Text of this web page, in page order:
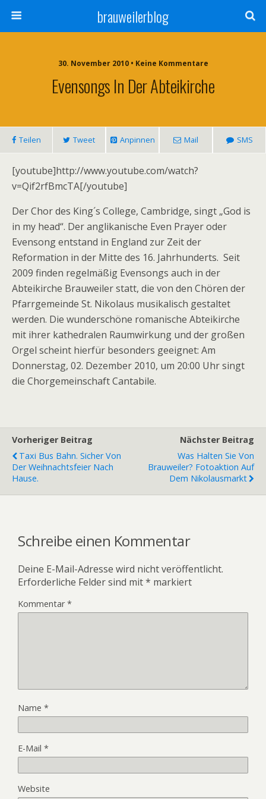
brauweilerblog
30. November 2010 • Keine Kommentare
Evensongs In Der Abteikirche
Teilen Tweet Anpinnen Mail SMS
[youtube]http://www.youtube.com/watch?
v=Qif2rfBmcTA[/youtube]
Der Chor des King´s College, Cambridge, singt „God is
in my head“. Der anglikanische Even Prayer oder
Evensong entstand in England zur Zeit der
Reformation in der Mitte des 16. Jahrhunderts. Seit
2009 finden regelmäßig Evensongs auch in der
Abteikirche Brauweiler statt, die von den Chören der
Pfarrgemeinde St. Nikolaus musikalisch gestaltet
werden. Die wunderschöne romanische Abteikirche
mit ihrer kathedralen Raumwirkung und der großen
Orgel scheint hierfür besonders geeignet: Am
Donnerstag, 02. Dezember 2010, um 20:00 Uhr singt
die Chorgemeinschaft Cantabile.
Vorheriger Beitrag
Taxi Bus Bahn. Sicher Von
Der Weihnachtsfeier Nach
Hause.
Nächster Beitrag
Was Halten Sie Von
Brauweiler? Fotoaktion Auf
Dem Nikolausmarkt
Schreibe einen Kommentar
Deine E-Mail-Adresse wird nicht veröffentlicht.
Erforderliche Felder sind mit* markiert
Kommentar*
Name *
E-Mail *
Website